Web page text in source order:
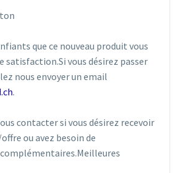
que ce nouveau produit vous
vous désirez passer
nous envoyer un email
.
contacter si vous désirez recevoir
ou avez besoin de